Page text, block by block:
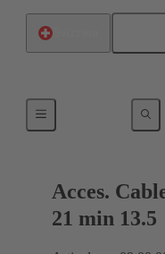
Acces.
21 min 13.5